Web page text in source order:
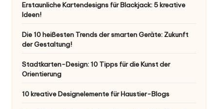
Erstaunliche Kartendesigns für Blackjack: 5 kreative
Ideen!
Die 10 heißesten Trends der smarten Geräte: Zukunft
der Gestaltung!
Stadtkarten-Design: 10 Tipps für die Kunst der
Orientierung
10 kreative Designelemente für Haustier-Blogs